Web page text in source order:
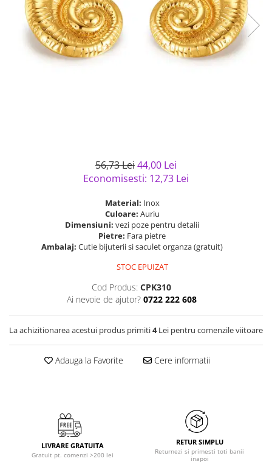
semipretioase
Bijuterii argint placat cu aur
Bijuterii argint cu diverse
materiale
Bijuterii de Lux
Bijuterii gotice si rock
Bijuterii Handmade
Solutii si lavete de curatare
56,73 Lei44,00 Lei
Economisesti: 12,73 Lei
Material: Inox
Culoare: Auriu
Dimensiuni: vezi poze pentru detalii
Pietre: Fara pietre
Ambalaj: Cutie bijuterii si saculet organza (gratuit)
STOC EPUIZAT
Cod Produs: CPK310
Ai nevoie de ajutor? 0722 222 608
La achizitionarea acestui produs primiti4Lei pentru comenzile viitoare
Adauga la Favorite Cere informatii
LIVRARE GRATUITA
Gratuit pt. comenzi >200 lei
RETUR SIMPLU
Returnezi si primesti toti banii
inapoi